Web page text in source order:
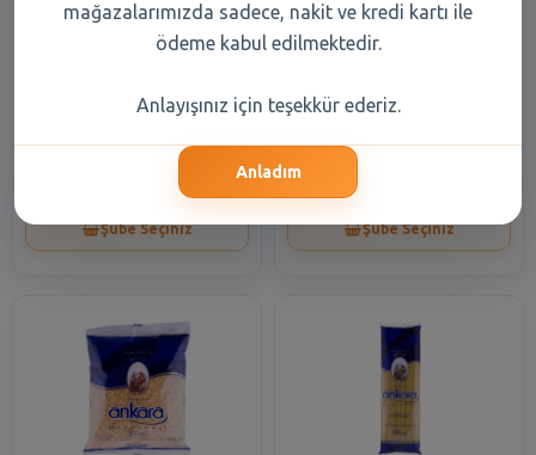
gr
Şube Seçiniz Şube Seçiniz
mağazalarımızda sadece, nakit ve kredi kartı ile
ödeme kabul edilmektedir.
Anlayışınız için teşekkür ederiz.
Anladım